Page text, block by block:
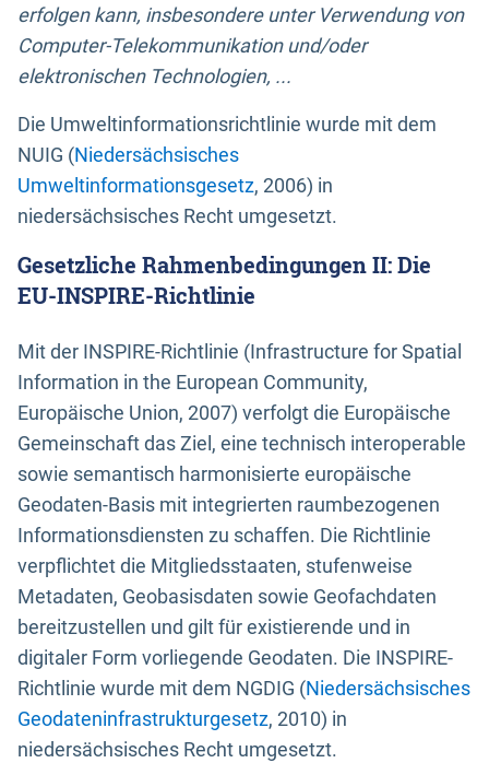
erfolgen kann, insbesondere unter Verwendung von
Computer-Telekommunikation und/oder
elektronischen Technologien, ...
Die Umweltinformationsrichtlinie wurde mit dem
NUIG (Niedersächsisches
Umweltinformationsgesetz, 2006) in
niedersächsisches Recht umgesetzt.
Gesetzliche Rahmenbedingungen II: Die
EU-INSPIRE-Richtlinie
Mit der INSPIRE-Richtlinie (Infrastructure for Spatial
Information in the European Community,
Europäische Union, 2007) verfolgt die Europäische
Gemeinschaft das Ziel, eine technisch interoperable
sowie semantisch harmonisierte europäische
Geodaten-Basis mit integrierten raumbezogenen
Informationsdiensten zu schaffen. Die Richtlinie
verpflichtet die Mitgliedsstaaten, stufenweise
Metadaten, Geobasisdaten sowie Geofachdaten
bereitzustellen und gilt für existierende und in
digitaler Form vorliegende Geodaten. Die INSPIRE-
Richtlinie wurde mit dem NGDIG (Niedersächsisches
Geodateninfrastrukturgesetz, 2010) in
niedersächsisches Recht umgesetzt.